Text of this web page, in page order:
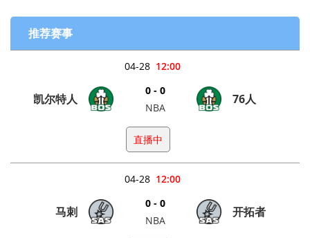
推荐赛事
12:00
04-28
凯尔特人
0 - 0
NBA
76人
直播中
12:00
04-28
马刺
0 - 0
NBA
开拓者